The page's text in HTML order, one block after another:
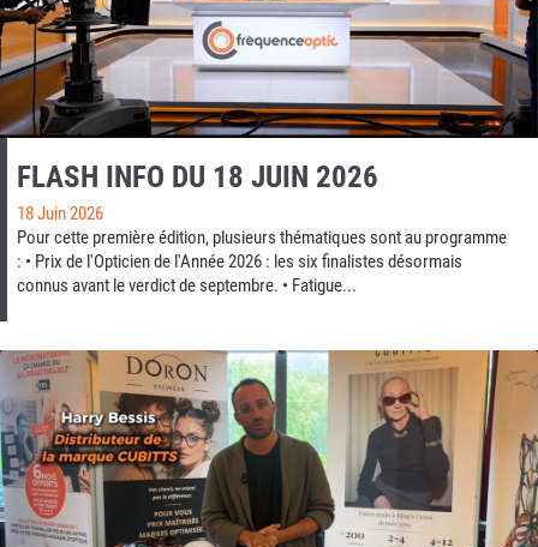
FLASH INFO DU 18 JUIN 2026
18 Juin 2026
Pour cette première édition, plusieurs thématiques sont au programme
: • Prix de l'Opticien de l'Année 2026 : les six finalistes désormais
connus avant le verdict de septembre. • Fatigue...